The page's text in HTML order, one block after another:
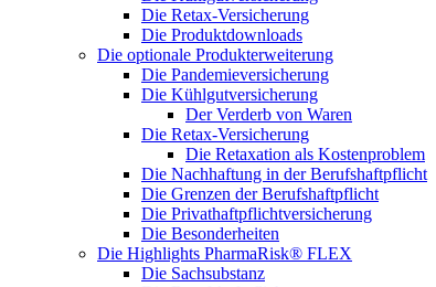
Die Retax-Versicherung
Die Produktdownloads
Die optionale Produkterweiterung
Die Pandemieversicherung
Die Kühlgutversicherung
Der Verderb von Waren
Die Retax-Versicherung
Die Retaxation als Kostenproblem
Die Nachhaftung in der Berufshaftpflicht
Die Grenzen der Berufshaftpflicht
Die Privathaftpflichtversicherung
Die Besonderheiten
Die Highlights PharmaRisk® FLEX
Die Sachsubstanz